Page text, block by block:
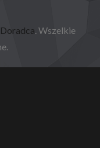
. Wszelkie